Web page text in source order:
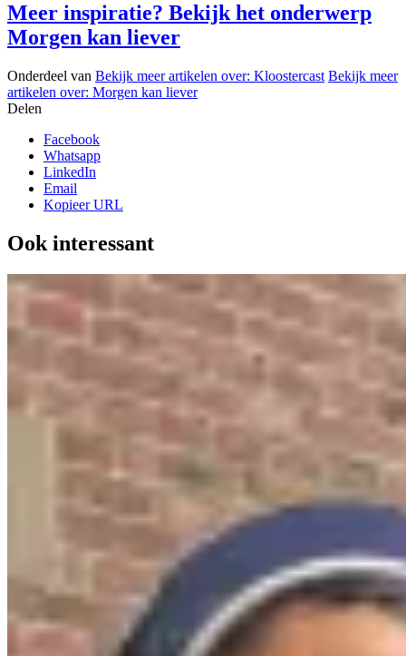
Meer inspiratie? Bekijk het onderwerp
Morgen kan liever
Onderdeel van Bekijk meer artikelen over: Kloostercast Bekijk meer
artikelen over: Morgen kan liever
Delen
Facebook
Whatsapp
LinkedIn
Email
Kopieer URL
Ook interessant